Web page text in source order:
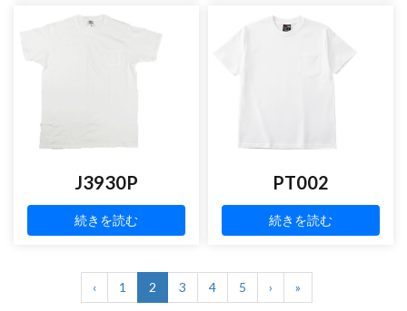
J3930P
続きを読む
PT002
続きを読む
‹ 1 2 3 4 5 › »